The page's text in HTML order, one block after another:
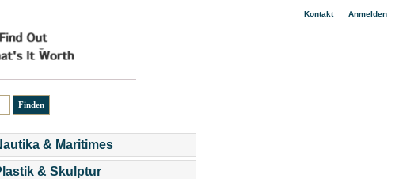
Kontakt| Anmelden
& Maritimes
& Skulptur